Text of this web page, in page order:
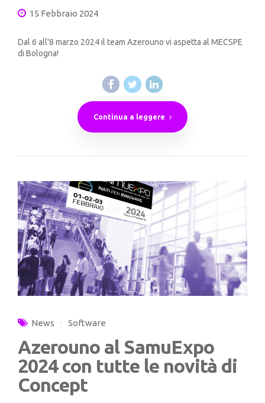
15 Febbraio 2024
Dal 6 all'8 marzo 2024 il team Azerouno vi aspetta al MECSPE
di Bologna!
Continua a leggere
News Software
Azerouno al SamuExpo
2024 con tutte le novità di
Concept